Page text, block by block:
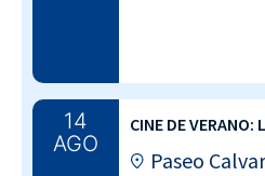
14
AGO
CINE DE
Paseo